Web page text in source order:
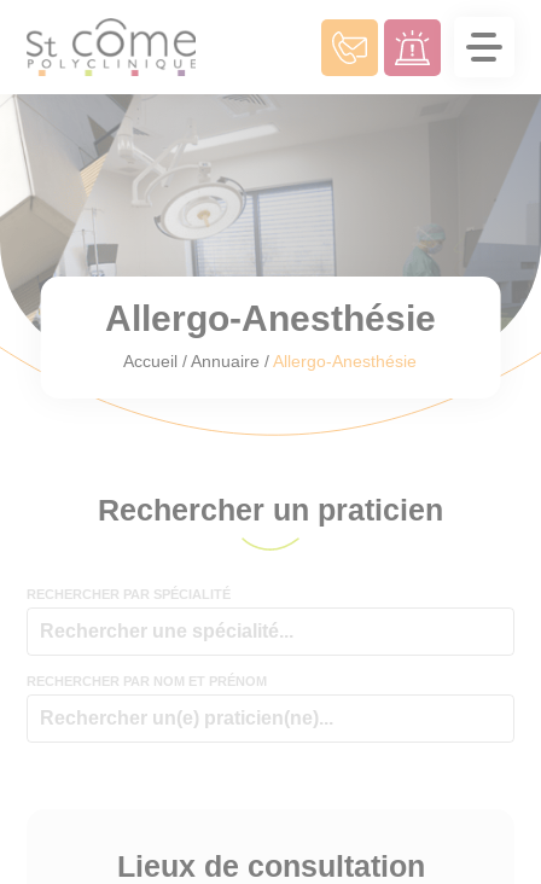
Allergo-Anesthésie
Accueil /Annuaire /Allergo-Anesthésie
Rechercher un praticien
RECHERCHER PAR SPÉCIALITÉ
RECHERCHER PAR NOM ET PRÉNOM
Lieux de consultation